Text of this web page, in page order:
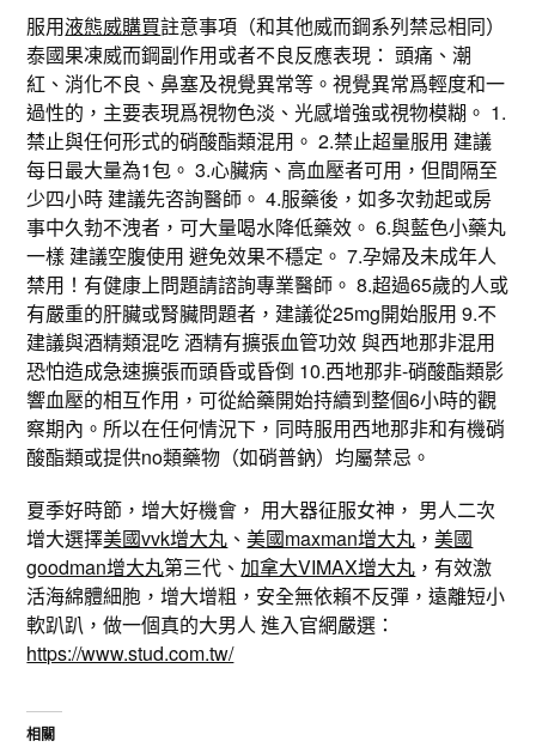
服用液態威購買註意事項（和其他威而鋼系列禁忌相同）
泰國果凍威而鋼副作用或者不良反應表現： 頭痛、潮
紅、消化不良、鼻塞及視覺異常等。視覺異常爲輕度和一
過性的，主要表現爲視物色淡、光感增強或視物模糊。 1.
禁止與任何形式的硝酸酯類混用。 2.禁止超量服用 建議
每日最大量為1包。 3.心臟病、高血壓者可用，但間隔至
少四小時 建議先咨詢醫師。 4.服藥後，如多次勃起或房
事中久勃不洩者，可大量喝水降低藥效。 6.與藍色小藥丸
一樣 建議空腹使用 避免效果不穩定。 7.孕婦及未成年人
禁用！有健康上問題請諮詢專業醫師。 8.超過65歲的人或
有嚴重的肝臟或腎臟問題者，建議從25mg開始服用 9.不
建議與酒精類混吃 酒精有擴張血管功效 與西地那非混用
恐怕造成急速擴張而頭昏或昏倒 10.西地那非-硝酸酯類影
響血壓的相互作用，可從給藥開始持續到整個6小時的觀
察期內。所以在任何情況下，同時服用西地那非和有機硝
酸酯類或提供no類藥物（如硝普鈉）均屬禁忌。
夏季好時節，增大好機會， 用大器征服女神， 男人二次
增大選擇美國vvk增大丸 、美國maxman增大丸 ，美國
goodman增大丸第三代、加拿大VIMAX增大丸 ，有效激
活海綿體細胞，增大增粗，安全無依賴不反彈，遠離短小
軟趴趴，做一個真的大男人 進入官網嚴選：
https://www.stud.com.tw/
相關